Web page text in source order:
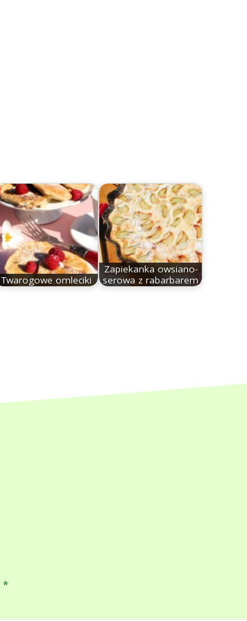
Twarogowe omleciki
Zapiekanka owsiano-
serowa z rabarbarem
*